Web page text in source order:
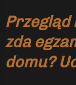
Przegląd
zda
domu?